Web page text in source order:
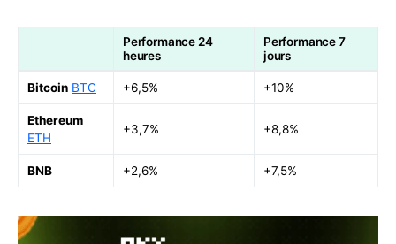
Performance 24
heures
Performance 7
jours
Bitcoin BTC +6,5% +10%
Ethereum
ETH
+3,7% +8,8%
BNB +2,6% +7,5%